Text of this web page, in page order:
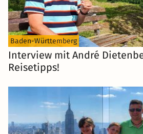
Baden-Württemberg
Interview mit André
Reisetipps!